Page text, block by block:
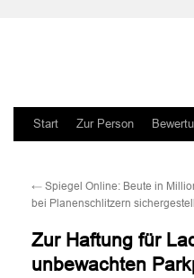
Zum
springen
Start Zur Person
← Spiegel Online: Beute in
bei Planenschlitzern
Zur Haftung für
unbewachten